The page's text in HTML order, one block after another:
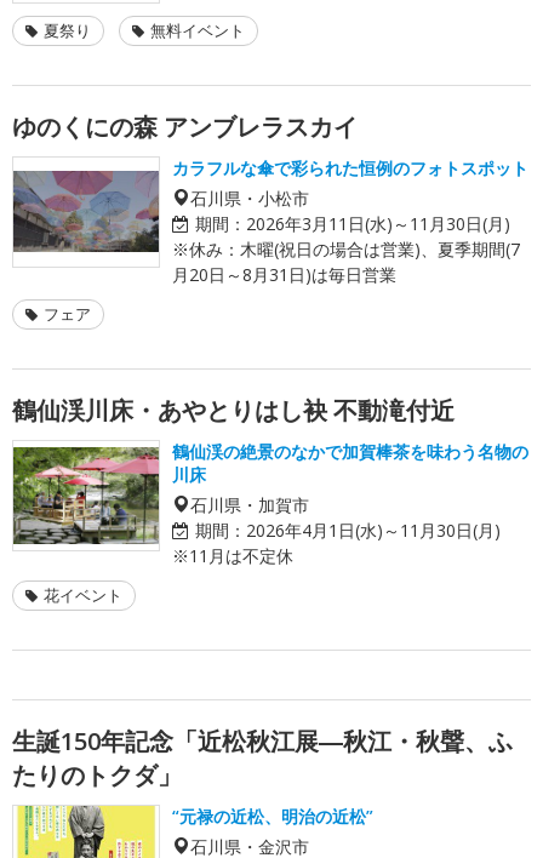
夏祭り 無料イベント
ゆのくにの森 アンブレラスカイ
カラフルな傘で彩られた恒例のフォトスポット
石川県・小松市
期間： 2026年3月11日(水)～11月30日(月)
※休み：木曜(祝日の場合は営業)、夏季期間(7
月20日～8月31日)は毎日営業
フェア
鶴仙渓川床・あやとりはし袂 不動滝付近
鶴仙渓の絶景のなかで加賀棒茶を味わう名物の
川床
石川県・加賀市
期間： 2026年4月1日(水)～11月30日(月)
※11月は不定休
花イベント
生誕150年記念「近松秋江展―秋江・秋聲、ふ
たりのトクダ」
“元禄の近松、明治の近松”
石川県・金沢市